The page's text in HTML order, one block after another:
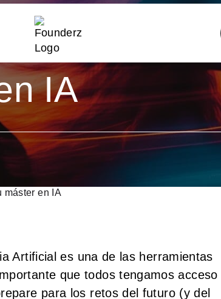
IA
máster en IA
Artificial es una de las herramientas
que todos tengamos acceso
para los retos del futuro (y del